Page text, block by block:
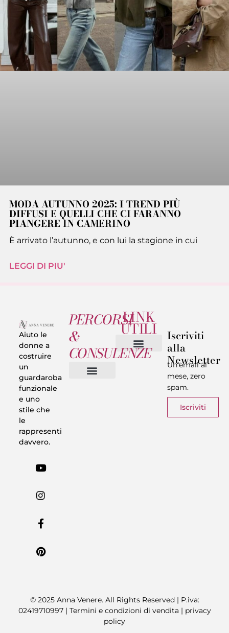
MODA AUTUNNO 2025: I TREND PIÙ
DIFFUSI E QUELLI CHE CI FARANNO
PIANGERE IN CAMERINO
È arrivato l’autunno, e con lui la stagione in cui
LEGGI DI PIU'
Aiuto le
donne a
costruire
un
guardaroba
funzionale
e uno
stile che
le
rappresenti
davvero.
PERCORSI
&
CONSULENZE
LINK
UTILI Iscriviti
alla
Newsletter
Un’email al
mese, zero
spam.
Iscriviti
© 2025 Anna Venere. All Rights Reserved | P.iva:
02419710997 | Termini e condizioni di vendita | privacy
policy